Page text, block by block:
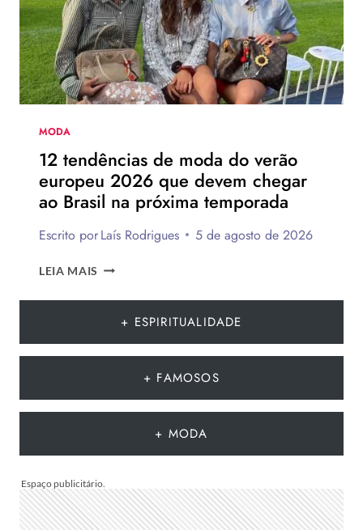
HAVAIANAS?
MODA
12 tendências de moda do verão
europeu 2026 que devem chegar
ao Brasil na próxima temporada
Escrito porLaís Rodrigues 5 de agosto de 2026
LEIA MAIS
DE
MODA
QUE
AO
NA
PRÓXIMA
TEMPORADA
+ ESPIRITUALIDADE
+ FAMOSOS
+ MODA